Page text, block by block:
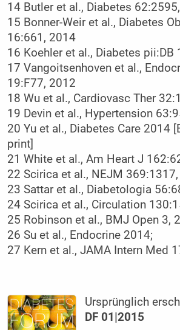
14 Butler et al., Diabetes
15 Bonner-Weir et al., Diabetes
16:661, 2014
16 Koehler et al., Diabetes pii:DB
17 Vangoitsenhoven et al.,
19:F77, 2012
18 Wu et al., Cardiovasc Ther
19 Devin et al., Hypertension
20 Yu et al., Diabetes Care 2014
print]
21 White et al., Am Heart J
22 Scirica et al., NEJM
23 Sattar et al., Diabetologia
24 Scirica et al., Circulation
25 Robinson et al., BMJ Open 3,
26 Su et al., Endocrine 2014;
27 Kern et al., JAMA Intern Med
Ursprünglich
DF 01|2015